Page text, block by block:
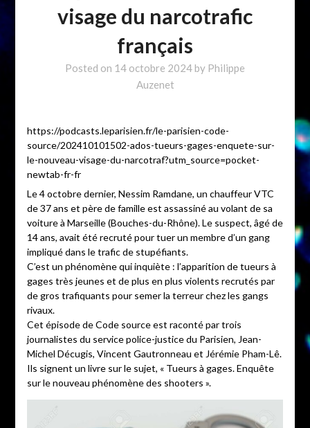
visage du narcotrafic
français
Posted on 14 octobre 2024 by Philippe
Auzenet
https://podcasts.leparisien.fr/le-parisien-code-
source/202410101502-ados-tueurs-gages-enquete-sur-
le-nouveau-visage-du-narcotraf?utm_source=pocket-
newtab-fr-fr
Le 4 octobre dernier, Nessim Ramdane, un chauffeur VTC
de 37 ans et père de famille est assassiné au volant de sa
voiture à Marseille (Bouches-du-Rhône). Le suspect, âgé de
14 ans, avait été recruté pour tuer un membre d’un gang
impliqué dans le trafic de stupéfiants.
C’est un phénomène qui inquiète : l’apparition de tueurs à
gages très jeunes et de plus en plus violents recrutés par
de gros trafiquants pour semer la terreur chez les gangs
rivaux.
Cet épisode de Code source est raconté par trois
journalistes du service police-justice du Parisien, Jean-
Michel Décugis, Vincent Gautronneau et Jérémie Pham-Lê.
Ils signent un livre sur le sujet, « Tueurs à gages. Enquête
sur le nouveau phénomène des shooters ».